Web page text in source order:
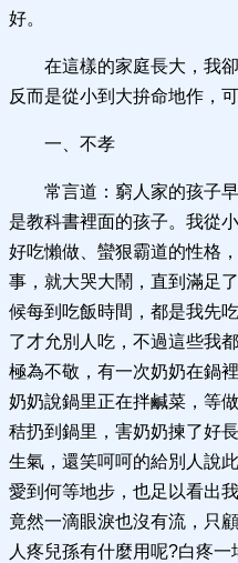
好。
在這樣的家庭長大，我
反而是從小到大拚命地作，
一、不孝
常言道：窮人家的孩子
是教科書裡面的孩子。我從
好吃懶做、蠻狠霸道的性格
事，就大哭大鬧，直到滿足
候每到吃飯時間，都是我先
了才允別人吃，不過這些我
極為不敬，有一次奶奶在鍋
奶奶說鍋里正在拌鹹菜，等
秸扔到鍋里，害奶奶揀了好
生氣，還笑呵呵的給別人說
愛到何等地步，也足以看出
竟然一滴眼淚也沒有流，只
人疼兒孫有什麼用呢?白疼一